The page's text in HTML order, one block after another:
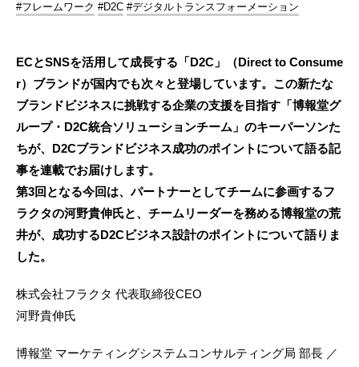
#フレームワーク #D2C #デジタルトランスフォーメーション
ECとSNSを活用して成長する「D2C」（Direct to Consume
r）ブランドが国内でも次々と登場しています。この新たな
ブランドビジネスに挑戦する企業の支援を目指す「博報堂グ
ループ・D2C統合ソリューションチーム」のキーパーソンた
ちが、D2Cブランドビジネス成功のポイントについて語る記
事を連載でお届けします。
第3回となる今回は、パートナーとしてチームに参画するフ
ラクタの河野貴伸氏と、チームリーダーを務める博報堂の荒
井が、成功するD2Cビジネス設計のポイントについて語りま
した。
株式会社フラクタ 代表取締役CEO
河野貴伸氏
博報堂 マーケティングシステムコンサルティング局 部長 ／